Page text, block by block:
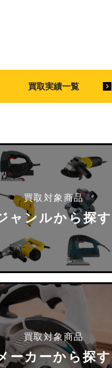
買取実績一覧
買取対象商品
ャンルから探す
買取対象商品
ーカーから探す